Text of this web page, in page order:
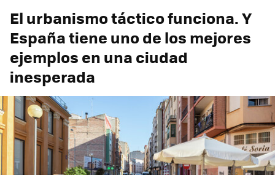
El urbanismo táctico funciona. Y
España tiene uno de los mejores
ejemplos en una ciudad
inesperada